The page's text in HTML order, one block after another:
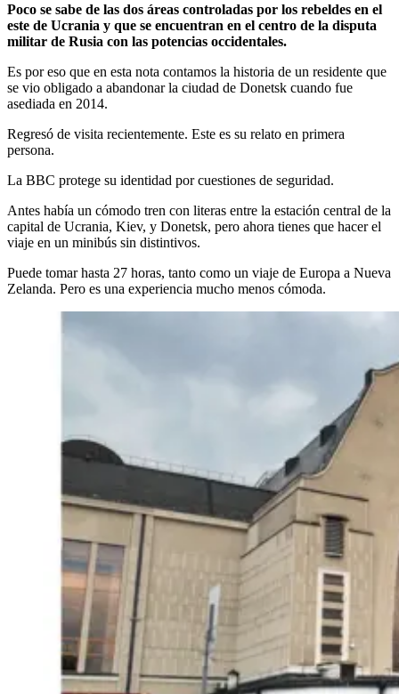
Poco se sabe de las dos áreas controladas por los rebeldes en el
este de Ucrania y que se encuentran en el centro de la disputa
militar de Rusia con las potencias occidentales.
Es por eso que en esta nota contamos la historia de un residente que
se vio obligado a abandonar la ciudad de Donetsk cuando fue
asediada en 2014.
Regresó de visita recientemente. Este es su relato en primera
persona.
La BBC protege su identidad por cuestiones de seguridad.
Antes había un cómodo tren con literas entre la estación central de la
capital de Ucrania, Kiev, y Donetsk, pero ahora tienes que hacer el
viaje en un minibús sin distintivos.
Puede tomar hasta 27 horas, tanto como un viaje de Europa a Nueva
Zelanda. Pero es una experiencia mucho menos cómoda.